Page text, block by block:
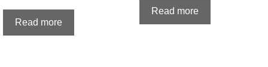
Read more
Read more